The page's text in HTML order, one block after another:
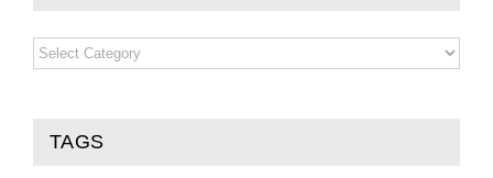
ΚΑΤΗΓΟΡΙΕΣ
TAGS